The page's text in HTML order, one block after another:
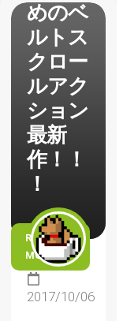
めのベ
ルトス
クロー
ルアク
ション
最新
作！！
！
READ
MORE
2017/10/06